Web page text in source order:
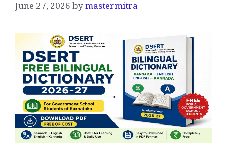
June 27, 2026bymastermitra